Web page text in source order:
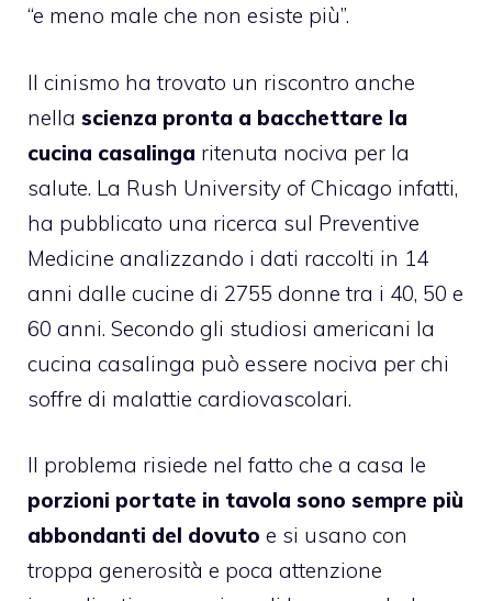
“e meno male che non esiste più”.
Il cinismo ha trovato un riscontro anche
nella scienza pronta a bacchettare la
cucina casalinga ritenuta nociva per la
salute. La Rush University of Chicago infatti,
ha pubblicato una ricerca sul Preventive
Medicine analizzando i dati raccolti in 14
anni dalle cucine di 2755 donne tra i 40, 50 e
60 anni. Secondo gli studiosi americani la
cucina casalinga può essere nociva per chi
soffre di malattie cardiovascolari.
Il problema risiede nel fatto che a casa le
porzioni portate in tavola sono sempre più
abbondanti del dovuto e si usano con
troppa generosità e poca attenzione